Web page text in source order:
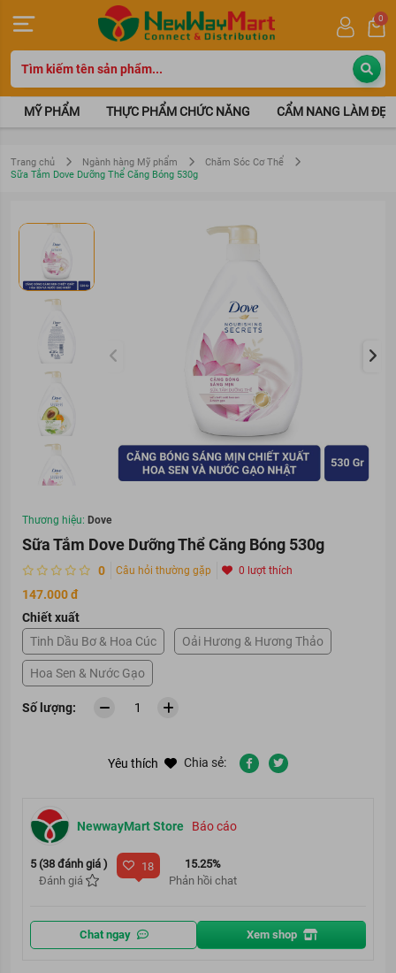
0
MỸ PHẨM THỰC PHẨM CHỨC NĂNG CẨM NANG LÀM ĐẸP
Trang chủ Ngành hàng Mỹ phẩm
Chăm Sóc Cơ Thể
Sữa Tắm Dove Dưỡng Thể Căng Bóng 530g
Thương hiệu: Dove
Sữa Tắm Dove Dưỡng Thể Căng Bóng 530g
0 Câu hỏi thường gặp 0 lượt thích
147.000 đ
Chiết xuất
Tinh Dầu Bơ & Hoa Cúc
Oải Hương & Hương Thảo
Hoa Sen & Nước Gạo
Số lượng:
NewwayMart Store Báo cáo
5 (38 đánh giá )
Đánh giá
18
15.25%
Phản hồi chat
Chat ngay Xem shop
Yêu thích Chia sẻ: